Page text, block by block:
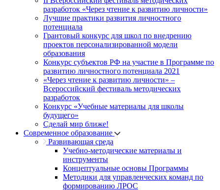
разработок «Через чтение к развитию личности»
Лучшие практики развития личностного
потенциала
Грантовый конкурс для школ по внедрению
проектов персонализированной модели
образования
Конкурс субъектов РФ на участие в Программе по
развитию личностного потенциала 2021
«Через чтение к развитию личности» –
Всероссийский фестиваль методических
разработок
Конкурс «Учебные материалы для школы
будущего»
Сделай мир ближе!
Современное образование
Развивающая среда
Учебно-методические материалы и
инструменты
Концептуальные основы Программы
Методики для управленческих команд по
формированию ЛРОС